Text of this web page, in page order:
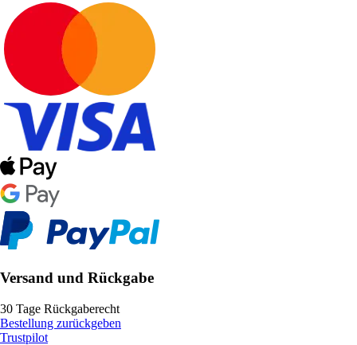
Versand und Rückgabe
30 Tage Rückgaberecht
Bestellung zurückgeben
Trustpilot